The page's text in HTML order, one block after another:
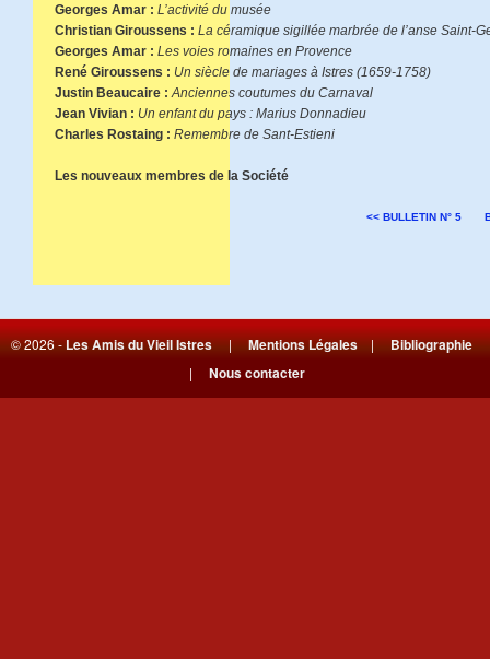
Georges Amar : L’activité du musée
Christian Giroussens : La céramique sigillée marbrée de l’anse Saint-
Georges Amar : Les voies romaines en Provence
René Giroussens : Un siècle de mariages à Istres (1659-1758)
Justin Beaucaire : Anciennes coutumes du Carnaval
Jean Vivian : Un enfant du pays : Marius Donnadieu
Charles Rostaing : Remembre de Sant-Estieni
Les nouveaux membres de la Société
<< BULLETIN N° 5
© 2026 -Les Amis du Vieil Istres|Mentions Légales|Bibliographie
| Nous contacter